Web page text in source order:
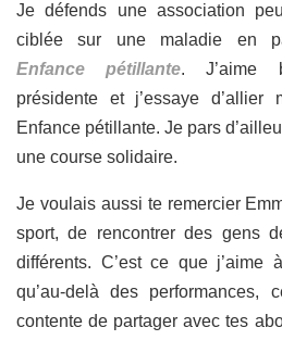
Je défends une association
ciblée sur une maladie en
Enfance pétillante. J’aime
présidente et j’essaye
Enfance pétillante. Je pars
une course solidaire.
Je voulais aussi te remercier
sport, de rencontrer des gens
différents. C’est ce que j’aime
qu’au-delà des performances,
contente de partager avec tes